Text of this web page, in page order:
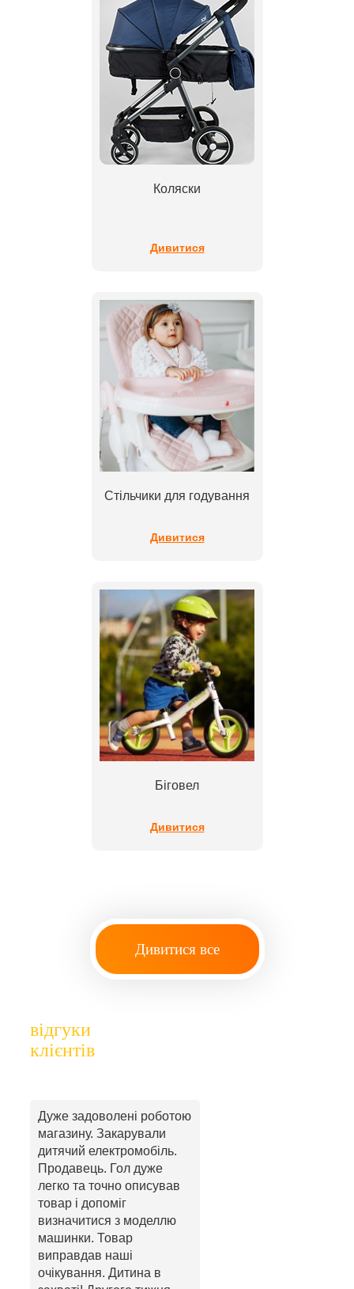
Коляски
Дивитися
Стільчики для годування
Дивитися
Біговел
Дивитися
Дивитися все
відгуки
клієнтів
Дуже задоволені роботою
магазину. Закарували
дитячий електромобіль.
Продавець. Гол дуже
легко та точно описував
товар і допоміг
визначитися з моделлю
машинки. Товар
виправдав наші
очікування. Дитина в